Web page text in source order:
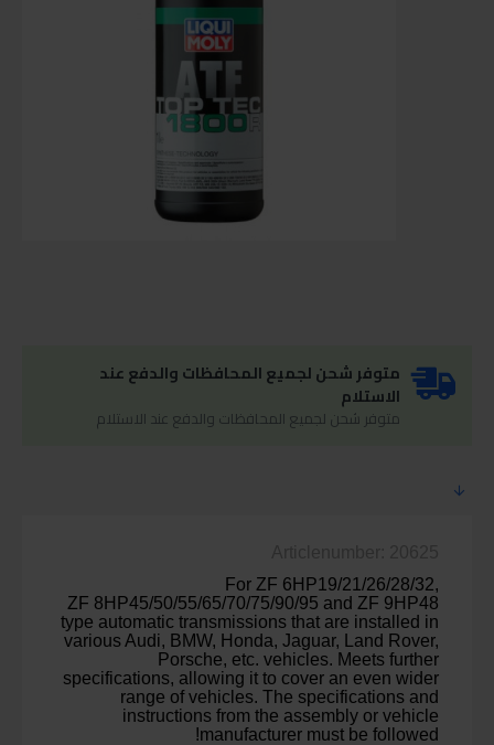
متوفر شحن لجميع المحافظات والدفع عند
الاستلام
متوفر شحن لجميع المحافظات والدفع عند الاستلام
For ZF 6HP19/21/26/28/32,
ZF 8HP45/50/55/65/70/75/90/95 and ZF 9HP48
type automatic transmissions that are installed in
various Audi, BMW, Honda, Jaguar, Land Rover,
Porsche, etc. vehicles. Meets further
specifications, allowing it to cover an even wider
range of vehicles. The specifications and
instructions from the assembly or vehicle
manufacturer must be followed!